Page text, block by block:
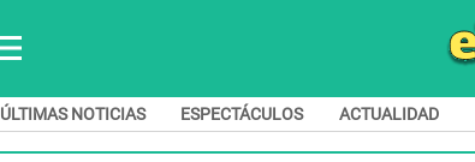
ÚLTIMAS NOTICIAS ESPECTÁCULOS ACTUALIDAD